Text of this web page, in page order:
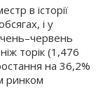
в історії
і у
торік (1,476
на 36,2%
ринком